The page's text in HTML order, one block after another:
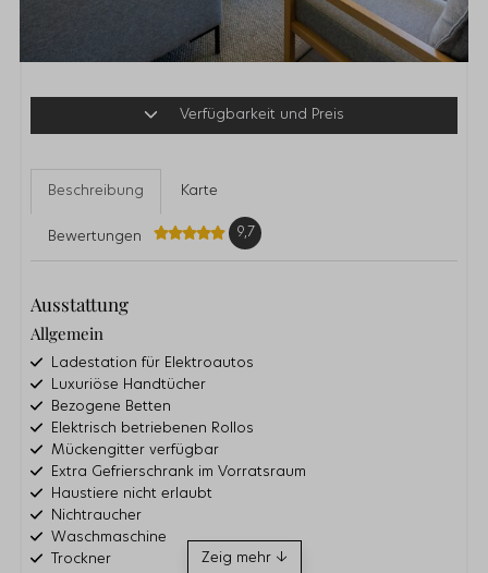
Verfügbarkeit und Preis
Beschreibung Karte
Bewertungen 9,7
Ausstattung
Allgemein
Ladestation für Elektroautos
Luxuriöse Handtücher
Bezogene Betten
Elektrisch betriebenen Rollos
Mückengitter verfügbar
Extra Gefrierschrank im Vorratsraum
Haustiere nicht erlaubt
Nichtraucher
Waschmaschine
Trockner
Zeig mehr ↓